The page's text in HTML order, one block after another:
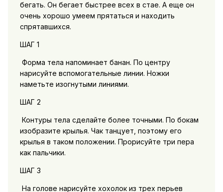
бегать. Он бегает быстрее всех в стае. А еще он
очень хорошо умеем прятаться и находить
спрятавшихся.
ШАГ 1
Форма тела напоминает банан. По центру
нарисуйте вспомогательные линии. Ножки
наметьте изогнутыми линиями.
ШАГ 2
Контуры тела сделайте более точными. По бокам
изобразите крылья. Чак танцует, поэтому его
крылья в таком положении. Прорисуйте три пера
как пальчики.
ШАГ 3
На голове нарисуйте хохолок из трех перьев